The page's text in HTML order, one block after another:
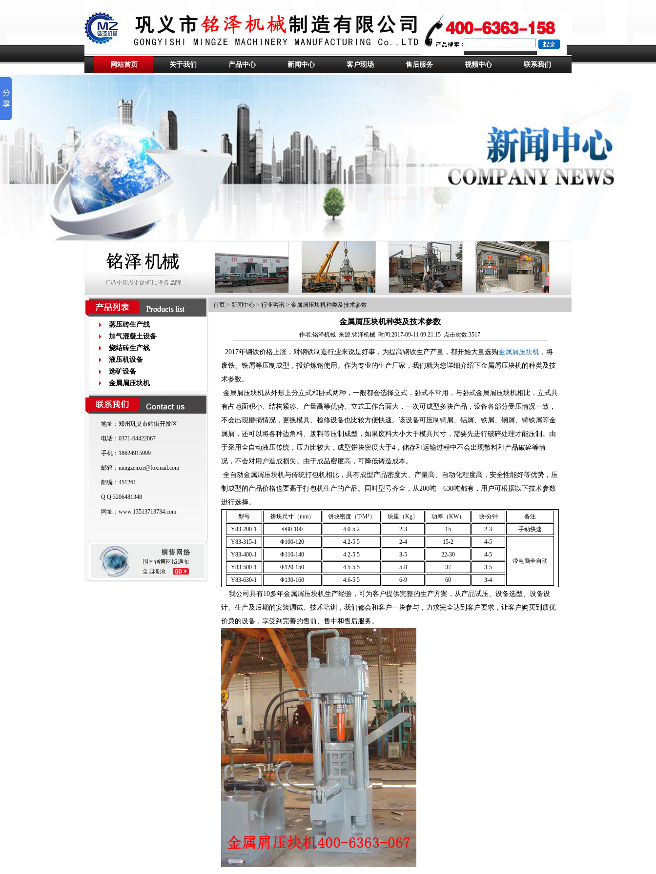
网站首页 关于我们 产品中心 新闻中心 客户现场 售后服务 视频中心 联系我们
蒸压砖生产线
加气混凝土设备
烧结砖生产线
液压机设备
选矿设备
金属屑压块机
地址：郑州巩义市站街开发区
电话：0371-64422067
手机：18624915999
邮箱：mingzejixie@foxmail.com
邮编：451261
Q Q:3206481348
网址：www.13513713734.com
首页 > 新闻中心 > 行业咨讯 > 金属屑压块机种类及技术参数
金属屑压块机种类及技术参数
作者:铭泽机械 来源:铭泽机械 时间:2017-09-11 09:21:15 点击次数:3517
2017年钢铁价格上涨，对钢铁制造行业来说是好事，为提高钢铁生产产量，都开始大量选购金属屑压块机，将
废铁、铁屑等压制成型，投炉炼钢使用。作为专业的生产厂家，我们就为您详细介绍下金属屑压块机的种类及技
术参数。
金属屑压块机从外形上分立式和卧式两种，一般都会选择立式，卧式不常用，与卧式金属屑压块机相比，立式具
有占地面积小、结构紧凑、产量高等优势。立式工作台面大，一次可成型多块产品，设备各部分受压情况一致，
不会出现磨损情况，更换模具、检修设备也比较方便快速。该设备可压制铜屑、铝屑、铁屑、钢屑、铸铁屑等金
属屑，还可以将各种边角料、废料等压制成型，如果废料大小大于模具尺寸，需要先进行破碎处理才能压制。由
于采用全自动液压传统，压力比较大，成型饼块密度大于4，储存和运输过程中不会出现散料和产品破碎等情
况，不会对用户造成损失。由于成品密度高，可降低铸造成本。
全自动金属屑压块机与传统打包机相比，具有成型产品密度大、产量高、自动化程度高，安全性能好等优势，压
制成型的产品价格也要高于打包机生产的产品。同时型号齐全，从200吨—630吨都有，用户可根据以下技术参数
进行选择。
型号 饼块尺寸（mm） 饼块密度（T/M³） 块重（Kg） 功率（KW） 块/分钟
备注
Y83-200-1
Φ80-100 4.0-5.2 2-3 15 2-3
手动快速
Y83-315-1
Φ100-120 4.2-5.5 2-4 15-2 4-5
带电脑全自动
Y83-400-1 Φ110-140 4.2-5.5 3-5 22-30
4-5
Y83-500-1
Φ120-150 4.5-5.5 5-8 37
3-5
Y83-630-1
Φ130-160 4.6-5.5 6-9 60 3-4
我公司具有10多年金属屑压块机生产经验，可为客户提供完整的生产方案，从产品试压、设备选型、设备设
计、生产及后期的安装调试、技术培训，我们都会和客户一块参与，力求完全达到客户要求，让客户购买到质优
价廉的设备，享受到完善的售前、售中和售后服务。